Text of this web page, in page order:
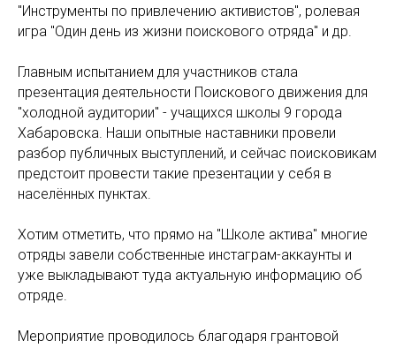
"Инструменты по привлечению активистов", ролевая
игра "Один день из жизни поискового отряда" и др.
Главным испытанием для участников стала
презентация деятельности Поискового движения для
"холодной аудитории" - учащихся школы 9 города
Хабаровска. Наши опытные наставники провели
разбор публичных выступлений, и сейчас поисковикам
предстоит провести такие презентации у себя в
населённых пунктах.
Хотим отметить, что прямо на "Школе актива" многие
отряды завели собственные инстаграм-аккаунты и
уже выкладывают туда актуальную информацию об
отряде.
Мероприятие проводилось благодаря грантовой